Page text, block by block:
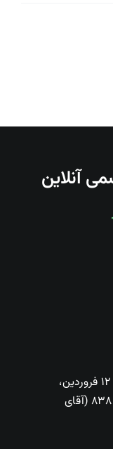
آنلاین
میدان انقلاب، خیابان انقلاب، نرسیده به ۱۲ فروردین،
پلاک ۱۳۲۰، طبقه اول، دفتر ترجمه رسمی ۸۳۸ (آقای